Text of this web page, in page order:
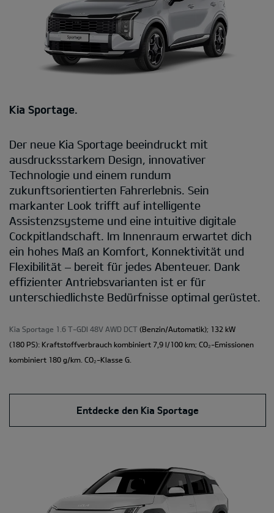
Kia Sportage.
Der neue Kia Sportage beeindruckt mit
ausdrucksstarkem Design, innovativer
Technologie und einem rundum
zukunftsorientierten Fahrerlebnis. Sein
markanter Look trifft auf intelligente
Assistenzsysteme und eine intuitive digitale
Cockpitlandschaft. Im Innenraum erwartet dich
ein hohes Maß an Komfort, Konnektivität und
Flexibilität – bereit für jedes Abenteuer. Dank
effizienter Antriebsvarianten ist er für
unterschiedlichste Bedürfnisse optimal gerüstet.
Kia Sportage 1.6 T-GDI 48V AWD DCT (Benzin/Automatik); 132 kW
(180 PS): Kraftstoffverbrauch kombiniert 7,9 l/100 km; CO₂-Emissionen
kombiniert 180 g/km. CO₂-Klasse G.
Entdecke den Kia Sportage